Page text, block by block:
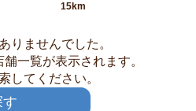
15km
りませんでした。
一覧が表示されます。
してください。